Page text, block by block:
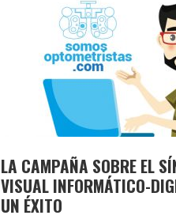
LA CAMPAÑA SOBRE EL
VISUAL INFORMÁTICO-
UN ÉXITO